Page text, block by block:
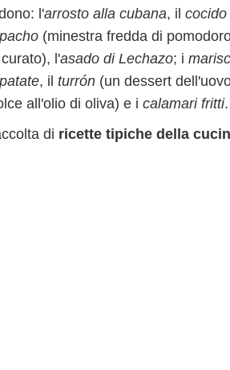
l'arrosto alla cubana, il cocido
(minestra fredda di
l'asado di Lechazo; i
, il turrón (un dessert
all'olio di oliva) e i calamari fritti.
di ricette tipiche della